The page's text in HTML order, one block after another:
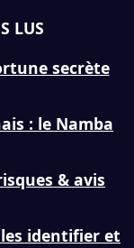
LUS
secrète
: le Namba
& avis
identifier et